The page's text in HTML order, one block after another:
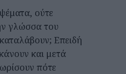
ούτε
γλώσσα του
Επειδή
και μετά
πότε